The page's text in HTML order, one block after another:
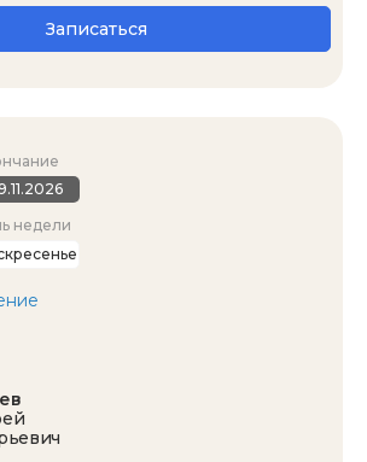
Записаться
недели